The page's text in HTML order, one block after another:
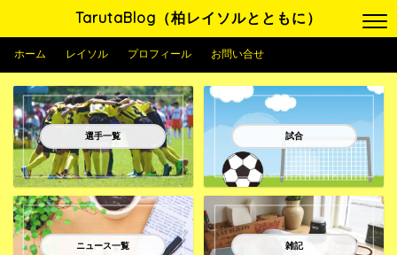
TarutaBlog（柏レイソルとともに）
ホーム レイソル プロフィール お問い合せ
選手一覧 試合
ニュース一覧 雑記